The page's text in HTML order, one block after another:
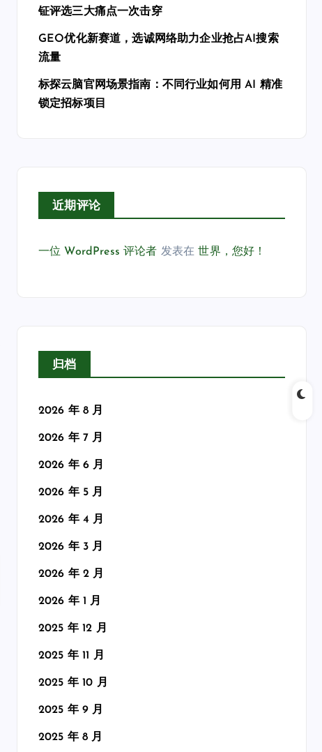
钲评选三大痛点一次击穿
GEO优化新赛道，选诚网络助力企业抢占AI搜索
流量
标探云脑官网场景指南：不同行业如何用 AI 精准
锁定招标项目
近期评论
一位 WordPress 评论者 发表在世界，您好！
归档
2026 年 8 月
2026 年 7 月
2026 年 6 月
2026 年 5 月
2026 年 4 月
2026 年 3 月
2026 年 2 月
2026 年 1 月
2025 年 12 月
2025 年 11 月
2025 年 10 月
2025 年 9 月
2025 年 8 月